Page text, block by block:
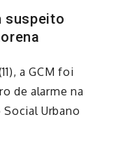
suspeito
a GCM foi
de alarme na
Urbano